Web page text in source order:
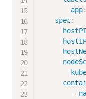
app:
spec:
-